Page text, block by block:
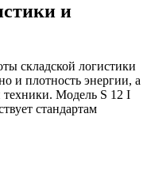
и
складской логистики
и плотность энергии, а
техники. Модель S 12 I
стандартам